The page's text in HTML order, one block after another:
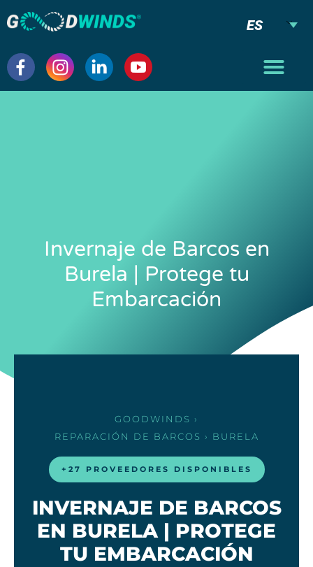
ES
Invernaje de Barcos en
Burela | Protege tu
Embarcación
GOODWINDS ›
REPARACIÓN DE BARCOS › BURELA
+27 PROVEEDORES DISPONIBLES
INVERNAJE DE BARCOS
EN BURELA | PROTEGE
TU EMBARCACIÓN